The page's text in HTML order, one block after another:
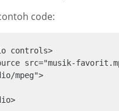
Rumahweb Indonesia.
code:
controls>
mpeg">